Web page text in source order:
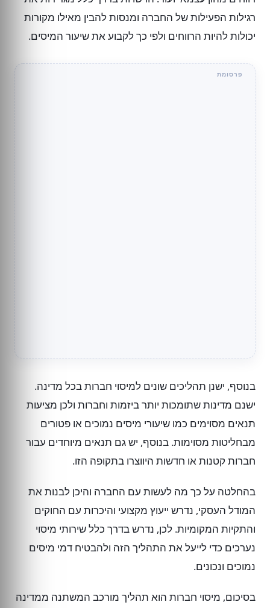
רגילות הפעילות של החברה ומנסות להבין מאילו מקורות
יכולות להיות הרווחים ולפי כך לקבוע את שיעור המיסים.
בנוסף, ישנן תהליכים שונים למיסוי חברות בכל מדינה.
ישנם מדינות שתומכות יותר ביזמות וחברות ולכן מציעות
תנאים מסוימים כמו שיעורי מיסים נמוכים או פטורים
מבחליטות מסוימות. בנוסף, יש גם תנאים מיוחדים עבור
חברות קטנות או חדשות היווצרו בתקופה הזו.
בהחלטה על כך מה לעשות עם החברה והיכן לבנות את
המודל העסקי, נדרש ייעוץ מקצועי והיכרות עם החוקים
והתקיות המקומיות. לכן, נדרש בדרך כלל שירותי מיסוי
נערכים כדי לייעל את התהליך הזה ולהבטיח דמי מיסים
נמוכים ונכונים.
בסיכום, מיסוי חברות הוא תהליך מורכב המשתנה ממדינה